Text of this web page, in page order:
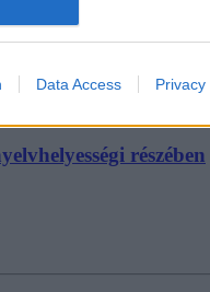
Data Access Privacy
részében